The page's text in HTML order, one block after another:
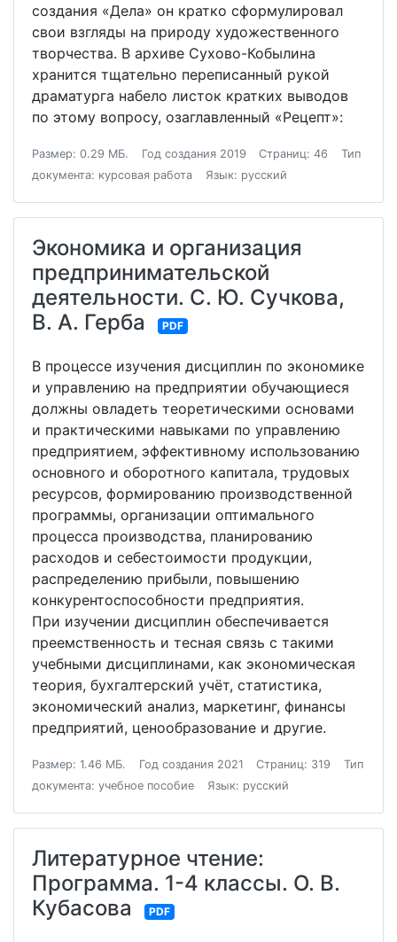
создания «Дела» он кратко сформулировал
свои взгляды на природу художественного
творчества. В архиве Сухово-Кобылина
хранится тщательно переписанный рукой
драматурга набело листок кратких выводов
по этому вопросу, озаглавленный «Рецепт»:
Размер: 0.29 МБ. Год создания 2019 Страниц: 46
Тип
документа: курсовая работа
Язык: русский
Экономика и организация
предпринимательской
деятельности. С. Ю. Сучкова,
В. А. Герба
PDF
В процессе изучения дисциплин по экономике
и управлению на предприятии обучающиеся
должны овладеть теоретическими основами
и практическими навыками по управлению
предприятием, эффективному использованию
основного и оборотного капитала, трудовых
ресурсов, формированию производственной
программы, организации оптимального
процесса производства, планированию
расходов и себестоимости продукции,
распределению прибыли, повышению
конкурентоспособности предприятия.
При изучении дисциплин обеспечивается
преемственность и тесная связь с такими
учебными дисциплинами, как экономическая
теория, бухгалтерский учёт, статистика,
экономический анализ, маркетинг, финансы
предприятий, ценообразование и другие.
Размер: 1.46 МБ. Год создания 2021 Страниц: 319
Тип
документа: учебное пособие
Язык: русский
Литературное чтение:
Программа. 1-4 классы. О. В.
Кубасова
PDF